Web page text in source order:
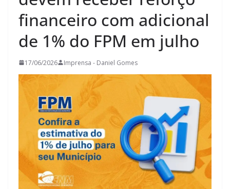
financeiro com adicional
de 1% do FPM em julho
17/06/2026 Imprensa - Daniel Gomes